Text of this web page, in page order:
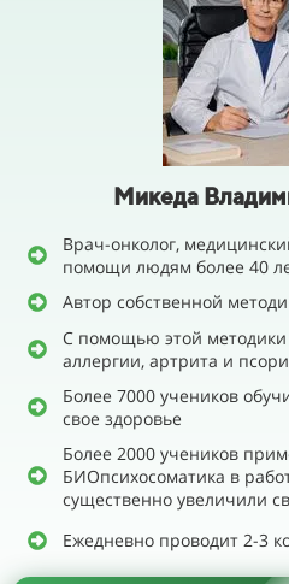
Микеда
Врач-онколог,
помощи людям более 40
Автор собственной
С помощью этой методики
аллергии, артрита и
Более 7000 учеников
свое здоровье
Более 2000 учеников
БИОпсихосоматика в
существенно увеличили
Ежедневно проводит 2-3